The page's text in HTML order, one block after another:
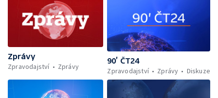
Zprávy
Zpravodajství
Zprávy
90’ ČT24
Zpravodajství
Zprávy Diskuze